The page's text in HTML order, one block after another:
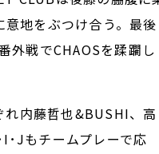
地をぶつけ合う。最後
外戦でCHAOSを蹂躙し
内藤哲也&BUSHI、高
･Jもチームプレーで応